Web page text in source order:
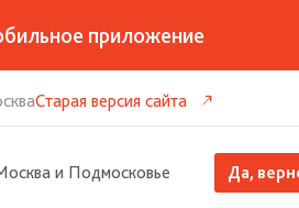
приложение
и Подмосковье Да,
Старая версия сайта